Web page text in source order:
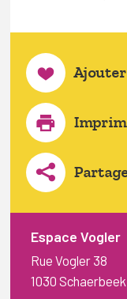
Ajouter
Espace Vogler
Rue Vogler 38
1030 Schaerbeek